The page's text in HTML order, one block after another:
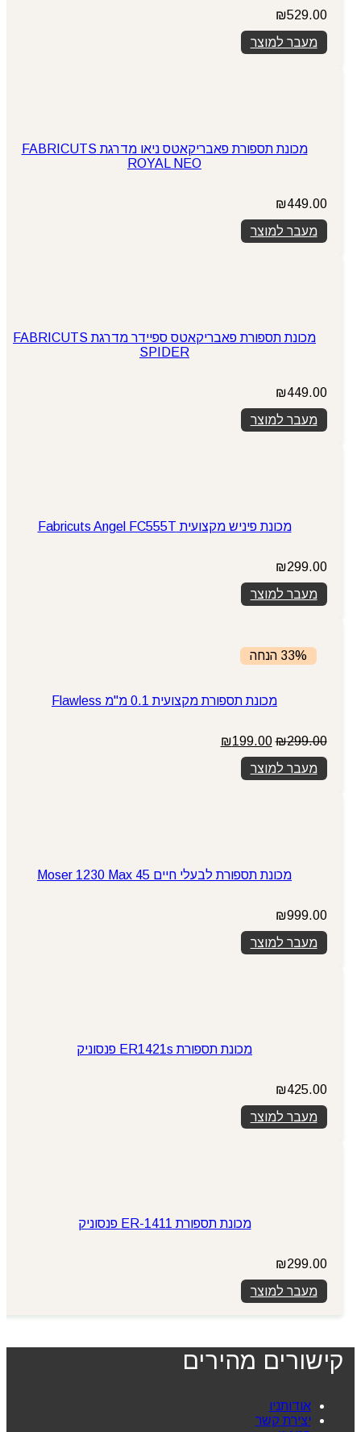
₪529.00
מעבר למוצר
מכונת תספורת פאבריקאטס ניאו מדרגת FABRICUTS
ROYAL NEO
₪449.00
מעבר למוצר
מכונת תספורת פאבריקאטס ספיידר מדרגת FABRICUTS
SPIDER
₪449.00
מעבר למוצר
מכונת פיניש מקצועית Fabricuts Angel FC555T
₪299.00
מעבר למוצר
33% הנחה
מכונת תספורת מקצועית 0.1 מ"מ Flawless
₪299.00
המחיר
המקורי
היה:
₪299.00.
₪199.00
מעבר למוצר
מכונת תספורת לבעלי חיים Moser 1230 Max 45
₪999.00
מעבר למוצר
מכונת תספורת ER1421s פנסוניק
₪425.00
מעבר למוצר
מכונת תספורת ER-1411 פנסוניק
₪299.00
מעבר למוצר
קישורים מהירים
אודותניו
יצירת קשר